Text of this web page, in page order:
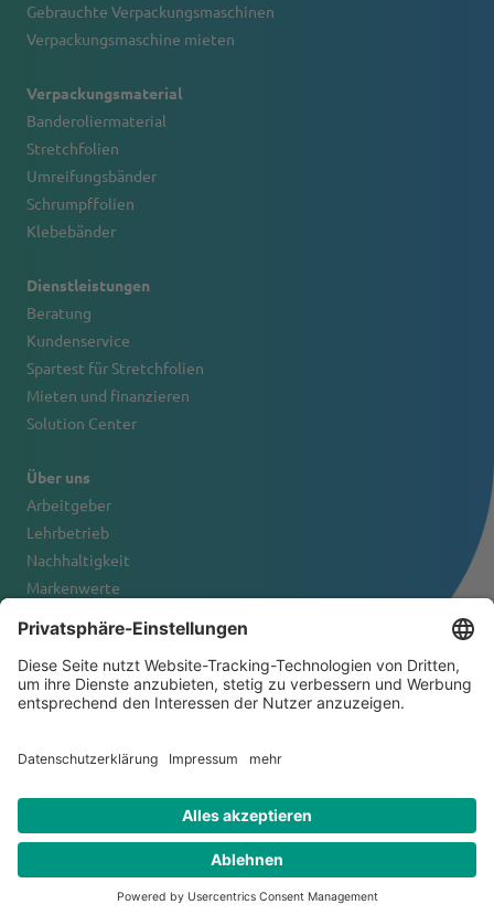
Gebrauchte Verpackungsmaschinen
Verpackungsmaschine mieten
Verpackungsmaterial
Banderoliermaterial
Stretchfolien
Umreifungsbänder
Schrumpffolien
Klebebänder
Dienstleistungen
Beratung
Kundenservice
Spartest für Stretchfolien
Mieten und finanzieren
Solution Center
Über uns
Arbeitgeber
Lehrbetrieb
Nachhaltigkeit
Markenwerte
Kontakt
Allgemeine Geschäftsbedingungen
Impressum